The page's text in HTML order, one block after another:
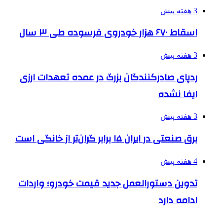
3 هفته پیش
اسقاط ۶۷۰ هزار خودروی فرسوده طی ۳ سال
3 هفته پیش
ردپای صادرکنندگان بزرگ در عمده تعهدات ارزی
ایفا نشده
3 هفته پیش
برق صنعتی در ایران ۱۵ برابر گران‌تر از خانگی است
4 هفته پیش
تدوین دستورالعمل جدید قیمت خودرو؛ واردات
ادامه دارد